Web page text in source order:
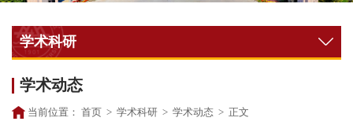
学术科研
学术动态
当前位置： 首页 > 学术科研 > 学术动态 > 正文